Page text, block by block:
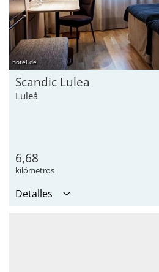
hotel.de
Scandic Lulea
Luleå
6,68
kilómetros
Detalles